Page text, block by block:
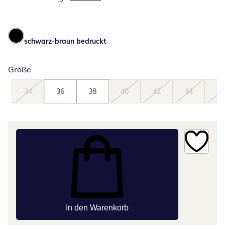
schwarz-braun bedruckt
Größe
34 36 38 40 42 44
In den Warenkorb